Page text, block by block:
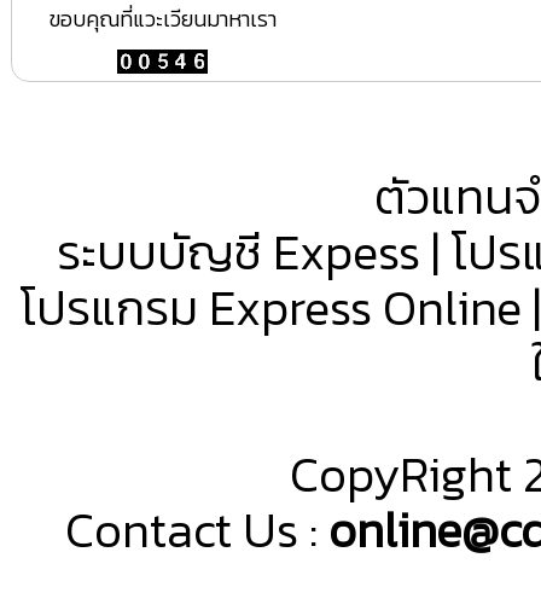
ขอบคุณที่แวะเวียนมาหาเรา
ตัวแทน
ระบบบัญชี Expess | โป
โปรแกรม Express
CopyRight
Contact Us :